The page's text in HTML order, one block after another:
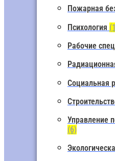
Пожарная
Психология
Рабочие
Социальная
Управление
(6)